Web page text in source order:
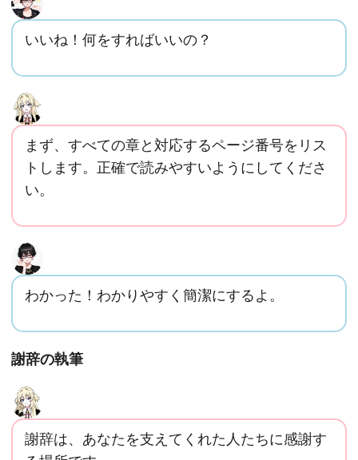
いいね！何をすればいいの？
まず、すべての章と対応するページ番号をリス
トします。正確で読みやすいようにしてくださ
い。
わかった！わかりやすく簡潔にするよ。
謝辞の執筆
謝辞は、あなたを支えてくれた人たちに感謝す